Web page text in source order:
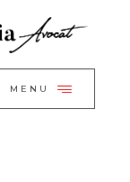
MENU
CLOSE